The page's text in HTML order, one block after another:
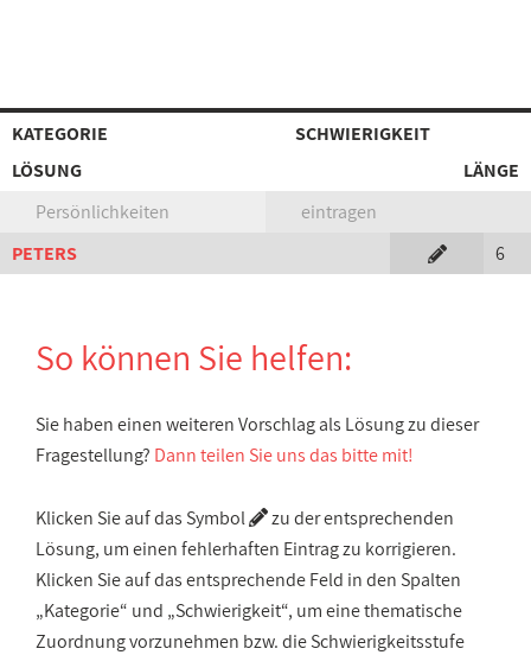
KATEGORIE
SCHWIERIGKEIT
LÖSUNG
LÄNGE
Persönlichkeiten
eintragen
PETERS
6
So können Sie helfen:
Sie haben einen weiteren Vorschlag als Lösung zu dieser
Fragestellung? Dann teilen Sie uns das bitte mit!
Klicken Sie auf das Symbol
zu der entsprechenden
Lösung, um einen fehlerhaften Eintrag zu korrigieren.
Klicken Sie auf das entsprechende Feld in den Spalten
„Kategorie“ und „Schwierigkeit“, um eine thematische
Zuordnung vorzunehmen bzw. die Schwierigkeitsstufe